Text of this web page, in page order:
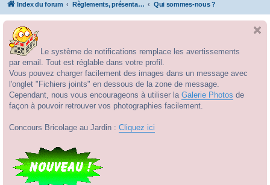
Index du forum Règlements, présentations et modes d'emploi Qui sommes-nous ?
Le système de notifications remplace les avertissements
par email. Tout est réglable dans votre profil.
Vous pouvez charger facilement des images dans un message avec
l'onglet "Fichiers joints" en dessous de la zone de message.
Cependant, nous vous encourageons à utiliser la Galerie Photos de
façon à pouvoir retrouver vos photographies facilement.
Concours Bricolage au Jardin : Cliquez ici